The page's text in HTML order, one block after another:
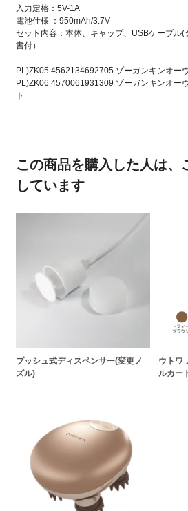
入力定格：5V-1A
電池仕様 ：950mAh/3.7V
セット内容：本体、キャップ、USBケーブル
書付）
PL)ZK05 4562134692705 ゾーガンキンオー
PL)ZK06 4570061931309 ゾーガンキンオー
ト
この商品を購入した人は、
しています
プッシュ式ディスペンサー(変更ノ
ズル)
ウトワ
ルカー